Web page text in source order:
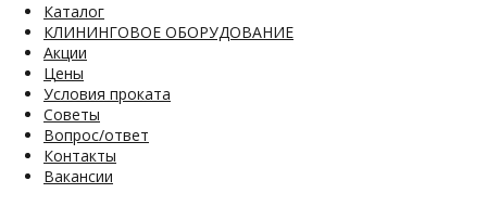
Каталог
КЛИНИНГОВОЕ ОБОРУДОВАНИЕ
Акции
Цены
Условия проката
Советы
Вопрос/ответ
Контакты
Вакансии